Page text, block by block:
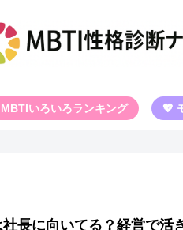
いろいろランキング 💖
長に向いてる？経営で活